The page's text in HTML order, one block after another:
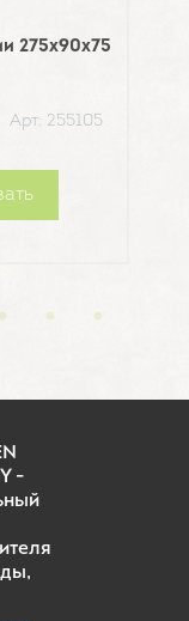
275х90х75
Арт: 255105
-
,